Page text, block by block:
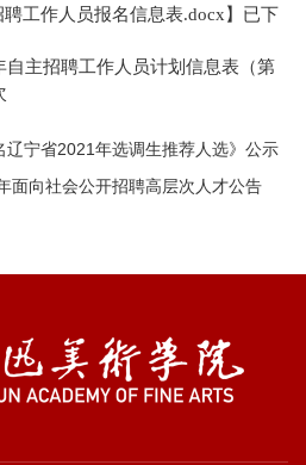
工作人员报名信息表.docx】已下
自主招聘工作人员计划信息表（第
辽宁省2021年选调生推荐人选》公示
面向社会公开招聘高层次人才公告